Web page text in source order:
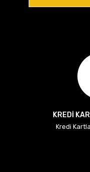
KREDİ
Kredi